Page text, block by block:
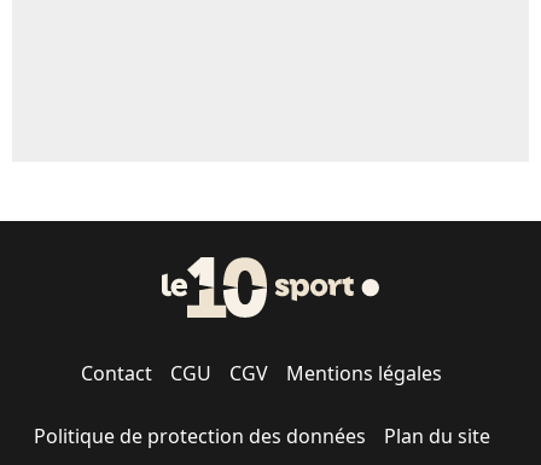
Contact CGU CGV Mentions légales
Politique de protection des données Plan du site